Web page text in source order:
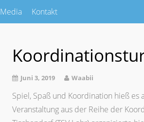
Media Kontakt
Juni 3, 2019 Waabii
Spiel, Spaß und Koordination hieß es
Veranstaltung aus der Reihe der